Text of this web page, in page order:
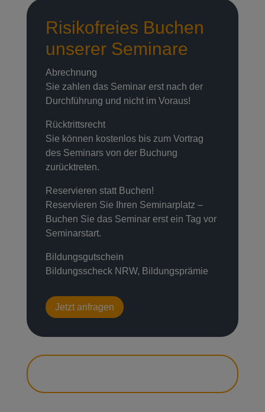
Risikofreies Buchen
unserer Seminare
Abrechnung
Sie zahlen das Seminar erst nach der
Durchführung und nicht im Voraus!
Rücktrittsrecht
Sie können kostenlos bis zum Vortrag
des Seminars von der Buchung
zurücktreten.
Reservieren statt Buchen!
Reservieren Sie Ihren Seminarplatz –
Buchen Sie das Seminar erst ein Tag vor
Seminarstart.
Bildungsgutschein
Bildungsscheck NRW, Bildungsprämie
Jetzt anfragen